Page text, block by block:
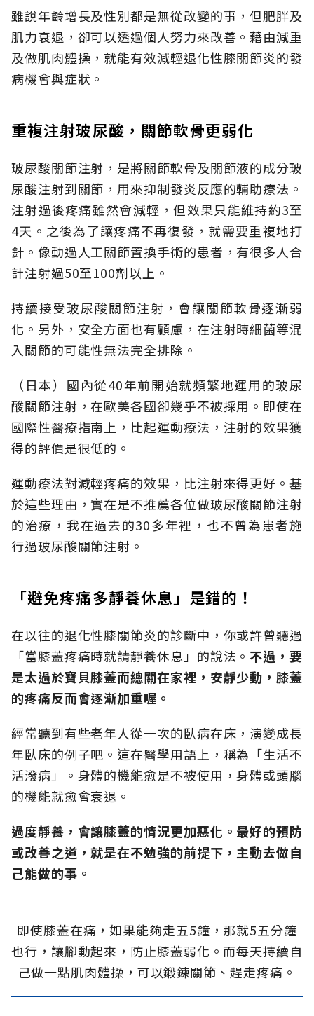
雖說年齡增長及性別都是無從改變的事，但肥胖及
肌力衰退，卻可以透過個人努力來改善。藉由減重
及做肌肉體操，就能有效減輕退化性膝關節炎的發
病機會與症狀。
重複注射玻尿酸，關節軟骨更弱化
玻尿酸關節注射，是將關節軟骨及關節液的成分玻
尿酸注射到關節，用來抑制發炎反應的輔助療法。
注射過後疼痛雖然會減輕，但效果只能維持約3至
4天。之後為了讓疼痛不再復發，就需要重複地打
針。像動過人工關節置換手術的患者，有很多人合
計注射過50至100劑以上。
持續接受玻尿酸關節注射，會讓關節軟骨逐漸弱
化。另外，安全方面也有顧慮，在注射時細菌等混
入關節的可能性無法完全排除。
（日本）國內從40年前開始就頻繁地運用的玻尿
酸關節注射，在歐美各國卻幾乎不被採用。即使在
國際性醫療指南上，比起運動療法，注射的效果獲
得的評價是很低的。
運動療法對減輕疼痛的效果，比注射來得更好。基
於這些理由，實在是不推薦各位做玻尿酸關節注射
的治療，我在過去的30多年裡，也不曾為患者施
行過玻尿酸關節注射。
「避免疼痛多靜養休息」是錯的！
在以往的退化性膝關節炎的診斷中，你或許曾聽過
「當膝蓋疼痛時就請靜養休息」的說法。 不過，要
是太過於寶貝膝蓋而總關在家裡，安靜少動，膝蓋
的疼痛反而會逐漸加重喔。
經常聽到有些老年人從一次的臥病在床，演變成長
年臥床的例子吧。這在醫學用語上，稱為「生活不
活潑病」。身體的機能愈是不被使用，身體或頭腦
的機能就愈會衰退。
過度靜養，會讓膝蓋的情況更加惡化。最好的預防
或改善之道，就是在不勉強的前提下，主動去做自
己能做的事。
即使膝蓋在痛，如果能夠走五5鐘，那就5五分鐘
也行，讓腳動起來，防止膝蓋弱化。而每天持續自
己做一點肌肉體操，可以鍛鍊關節、趕走疼痛。